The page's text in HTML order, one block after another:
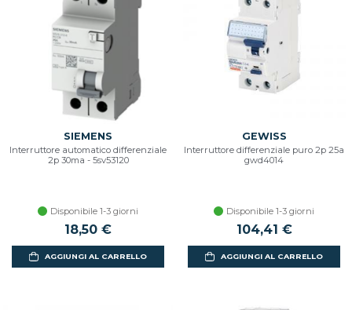
SIEMENS
Interruttore automatico differenziale
2p 30ma - 5sv53120
Disponibile 1-3 giorni
18,50 €
AGGIUNGI AL CARRELLO
GEWISS
Interruttore differenziale puro 2p 25a
gwd4014
Disponibile 1-3 giorni
104,41 €
AGGIUNGI AL CARRELLO